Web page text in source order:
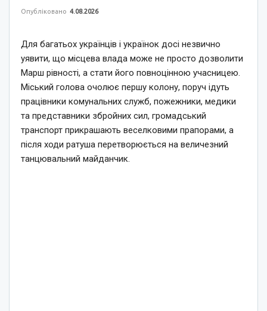
Опубліковано 4.08.2026
Для багатьох українців і українок досі незвично
уявити, що місцева влада може не просто дозволити
Марш рівності, а стати його повноцінною учасницею.
Міський голова очолює першу колону, поруч ідуть
працівники комунальних служб, пожежники, медики
та представники збройних сил, громадський
транспорт прикрашають веселковими прапорами, а
після ходи ратуша перетворюється на величезний
танцювальний майданчик.